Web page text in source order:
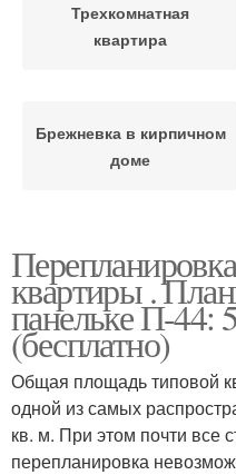
Трехкомнатная
квартира
Брежневка в кирпичном
доме
квартиры .
панельке П-44:
(бесплатно)
Общая площадь типовой
одной из самых
кв. м. При этом почти все
перепланировка